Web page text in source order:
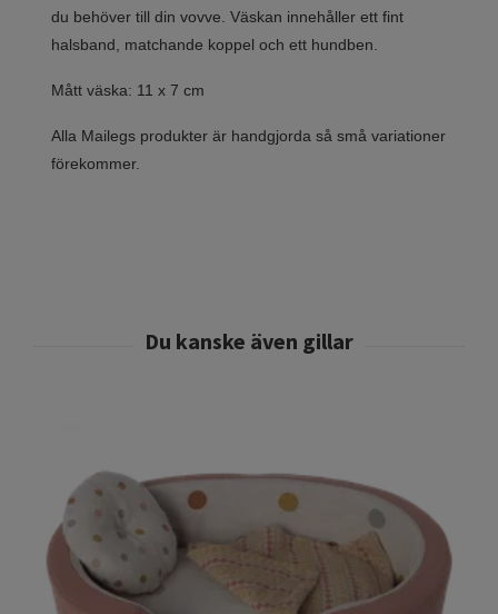
du behöver till din vovve. Väskan innehåller ett fint
halsband, matchande koppel och ett hundben.
Mått väska: 11 x 7 cm
Alla Mailegs produkter är handgjorda så små variationer
förekommer.